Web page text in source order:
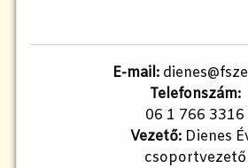
E-mail:
Telefonszám:
06 1 766 3316
Vezető:Dienes
csoportvezető